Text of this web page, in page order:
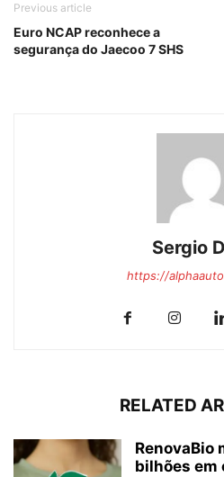
Previous article
Euro NCAP reconhece a
segurança do Jaecoo 7 SHS
Sergio
https://
RELATED
RenovaBio
bilhões em